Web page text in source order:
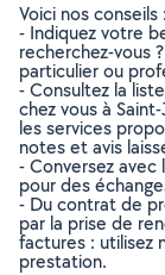
Voici nos conseils :
- Indiquez votre
recherchez-vous
particulier ou
- Consultez la
chez vous à
les services
notes et avis
- Conversez avec
pour des
- Du contrat de
par la prise de
factures : utilisez
prestation.